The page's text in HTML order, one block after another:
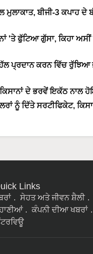
ਮੁਲਾਕਾਤ, ਬੀਜੀ-3 ਕਪਾਹ
'ਤੇ ਫੁੱਟਿਆ ਗੁੱਸਾ, ਕਿਹਾ ਅਸੀਂ
ਪ੍ਰਦਾਨ ਕਰਨ ਵਿੱਚ ਰੁੱਝਿਆ
ਦੇ ਭਰਵੇਂ ਇਕੱਠ ਨਾਲ
ਨੂੰ ਦਿੱਤੇ ਸਰਟੀਫਿਕੇਟ,
Links
ਸੇਹਤ ਅਤੇ ਜੀਵਨ ਸ਼ੈਲੀ
ਕੰਪਨੀ ਦੀਆ ਖਬਰਾਂ